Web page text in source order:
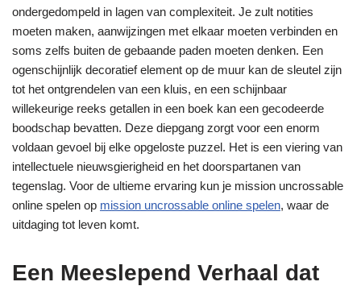
ondergedompeld in lagen van complexiteit. Je zult notities
moeten maken, aanwijzingen met elkaar moeten verbinden en
soms zelfs buiten de gebaande paden moeten denken. Een
ogenschijnlijk decoratief element op de muur kan de sleutel zijn
tot het ontgrendelen van een kluis, en een schijnbaar
willekeurige reeks getallen in een boek kan een gecodeerde
boodschap bevatten. Deze diepgang zorgt voor een enorm
voldaan gevoel bij elke opgeloste puzzel. Het is een viering van
intellectuele nieuwsgierigheid en het doorspartanen van
tegenslag. Voor de ultieme ervaring kun je mission uncrossable
online spelen op mission uncrossable online spelen, waar de
uitdaging tot leven komt.
Een Meeslepend Verhaal dat